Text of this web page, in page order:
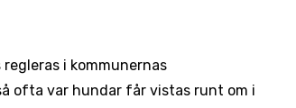
i kommunernas
ofta var hundar får vistas runt om i